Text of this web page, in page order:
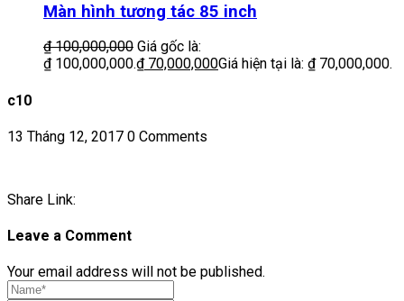
Màn hình tương tác 85 inch
₫100,000,000 Giá gốc là:
₫ 100,000,000.₫70,000,000Giá hiện tại là: ₫ 70,000,000.
c10
13 Tháng 12, 2017 0 Comments
Share Link:
Leave a Comment
Your email address will not be published.